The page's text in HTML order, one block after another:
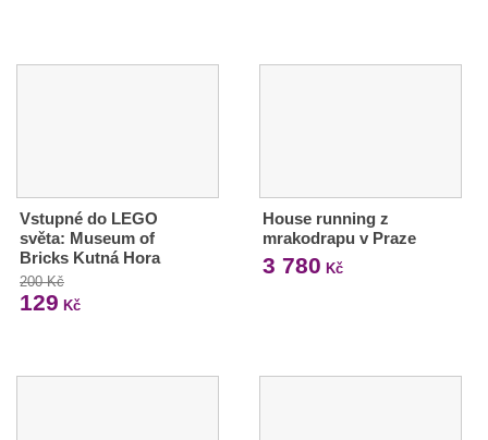
Vstupné do LEGO
světa: Museum of
Bricks Kutná Hora
200 Kč
129 Kč
House running z
mrakodrapu v Praze
3 780 Kč